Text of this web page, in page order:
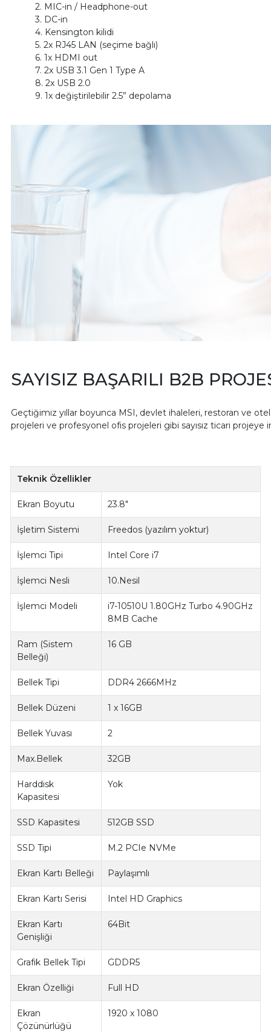
2. MIC-in / Headphone-out
3. DC-in
4. Kensington kilidi
5. 2x RJ45 LAN (seçime bağlı)
6. 1x HDMI out
7. 2x USB 3.1 Gen 1 Type A
8. 2x USB 2.0
9. 1x değiştirilebilir 2.5” depolama
SAYISIZ BAŞARILI B2B
Geçtiğimiz yıllar boyunca MSI, devlet ihaleleri, restoran ve
projeleri ve profesyonel ofis projeleri gibi sayısız ticari projeye
Teknik Özellikler
Ekran Boyutu 23.8"
İşletim Sistemi Freedos (yazılım yoktur)
İşlemci Tipi Intel Core i7
İşlemci Nesli 10.Nesil
İşlemci Modeli
i7-10510U 1.80GHz Turbo 4.90GHz
8MB Cache
Ram (Sistem
Belleği)
16 GB
Bellek Tipi DDR4 2666MHz
Bellek Düzeni 1 x 16GB
Bellek Yuvası 2
Max.Bellek 32GB
Harddisk
Kapasitesi
Yok
SSD Kapasitesi 512GB SSD
SSD Tipi M.2 PCIe NVMe
Ekran Kartı Belleği Paylaşımlı
Ekran Kartı Serisi Intel HD Graphics
Ekran Kartı
Genişliği
64Bit
Grafik Bellek Tipi GDDR5
Ekran Özelliği Full HD
Ekran
Çözünürlüğü
1920 x 1080